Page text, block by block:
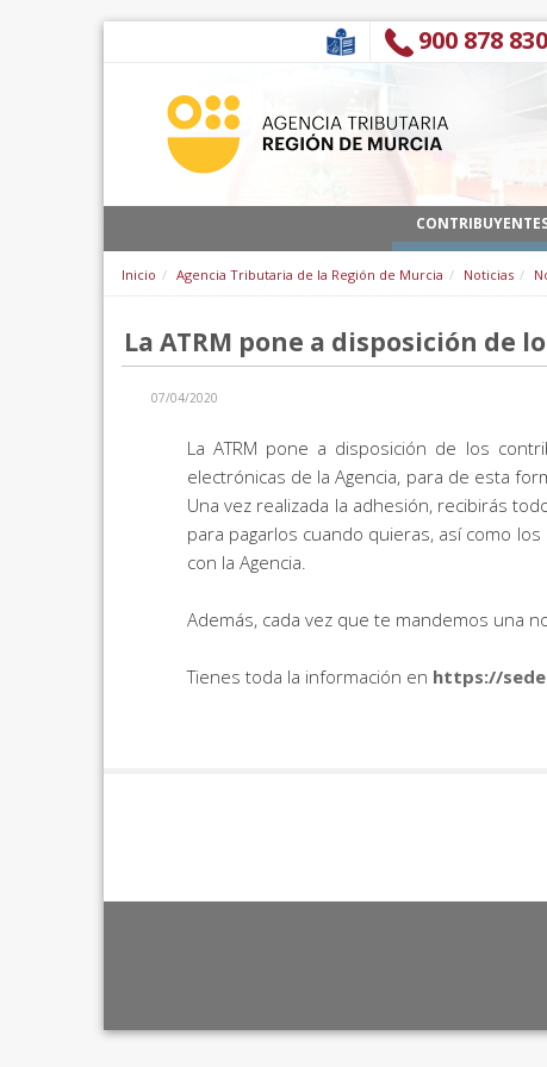
900 878 830
Inicio Agencia Tributaria de la Región de Murcia Noticias
La ATRM pone a disposición
07/04/2020
La ATRM pone a disposición de los
electrónicas de la Agencia, para de esta
Una vez realizada la adhesión, recibirás
para pagarlos cuando quieras, así como
con la Agencia.
Además, cada vez que te mandemos una
Tienes toda la información en https://